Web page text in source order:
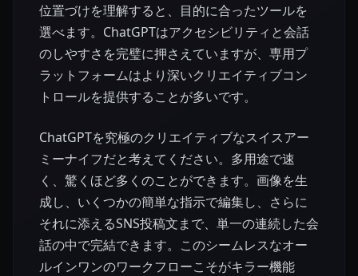
位置づけを理解すると、目的に合ったツールを
選べます。ChatGPTはアクセシビリティと会話
のしやすさを完璧に押さえていますが、専用プ
ラットフォームはより深いクリエイティブコン
トロールを提供することが多いです。
ChatGPTを究極のクリエイティブなスイスアー
ミーナイフだと考えてください。多用途で速
く、驚くほど多くのことができます。画像を生
成し、いくつかの簡単な指示で編集し、さらに
それに添えるSNS投稿文まで、単一の連続した会
話の中で完結できます。このシームレスなオー
ルインワンのワークフローこそがキラー機能